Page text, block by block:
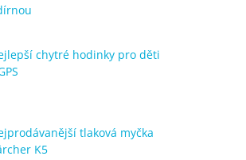
chytré hodinky pro děti
tlaková myčka
K5